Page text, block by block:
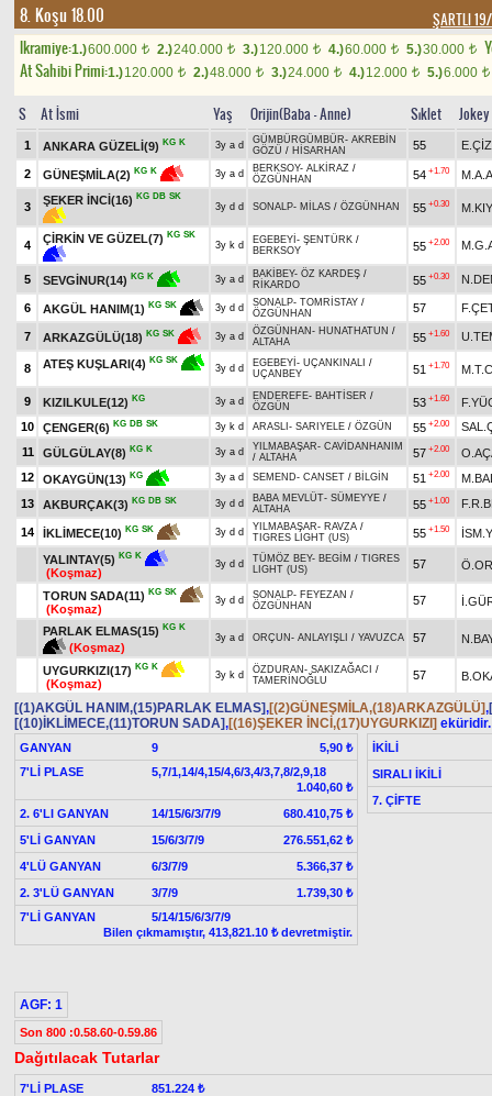
8. Koşu 18.00 ŞARTLI
Ikramiye:1.)600.000 t 2.)240.000 t 3.)120.000 t 4.)60.000 t 5.)30.000 t
At Sahibi Primi:1.)120.000 t 2.)48.000 t 3.)24.000 t 4.)12.000 t 5.)6.000 t
S At İsmi Yaş Orijin(Baba - Anne) Sıklet Jokey
1 ANKARA GÜZELİ(9) KG K 3y a d GÜMBÜRGÜMBÜR- AKREBİN
GÖZÜ / HİSARHAN 55
2 GÜNEŞMİLA(2) KG K 3y a d BERKSOY- ALKİRAZ /
ÖZGÜNHAN
54 +1.70
3
ŞEKER İNCİ(16) KG DB SK
3y d d SONALP- MİLAS / ÖZGÜNHAN 55 +0.30
4
ÇİRKİN VE GÜZEL(7) KG SK
3y k d EGEBEYİ - ŞENTÜRK /
BERKSOY
55 +2.00
5 SEVGİNUR(14) KG K 3y a d BAKİBEY- ÖZ KARDEŞ /
RİKARDO
55 +0.30
6 AKGÜL HANIM(1) KG SK 3y d d SONALP- TOMRİSTAY /
ÖZGÜNHAN
57
7 ARKAZGÜLÜ(18) KG SK 3y a d ÖZGÜNHAN - HUNATHATUN /
ALTAHA
55 +1.60
8 ATEŞ KUŞLARI(4) KG SK
3y d d EGEBEYİ - UÇANKINALI /
UÇANBEY
51 +1.70
9 KIZILKULE(12) KG 3y a d ENDEREFE- BAHTİSER /
ÖZGÜN
53 +1.60
10
ÇENGER(6) KG DB SK 3y k d ARASLI - SARIYELE / ÖZGÜN 55 +2.00
11
GÜLGÜLAY(8) KG K 3y a d YILMABAŞAR- CAVİDANHANIM
/ ALTAHA 57 +2.00
12
OKAYGÜN(13) KG 3y a d SEMEND- CANSET / BİLGİN 51 +2.00
13
AKBURÇAK(3) KG DB SK 3y d d BABA MEVLÜT- SÜMEYYE /
ALTAHA
55 +1.00
14 İKLİMECE(10) KG SK 3y d d YILMABAŞAR- RAVZA /
TIGRES LIGHT (US)
55 +1.50
YALINTAY(5) KG K
(Koşmaz)
3y d d TÜMÖZ BEY- BEGİM / TIGRES
LIGHT (US)
57
TORUN SADA(11) KG SK
(Koşmaz)
3y d d SONALP- FEYEZAN /
ÖZGÜNHAN
57
PARLAK ELMAS(15) KG K
(Koşmaz)
3y a d ORÇUN - ANLAYIŞLI / YAVUZCA 57
UYGURKIZI(17) KG K
(Koşmaz)
3y k d ÖZDURAN - SAKIZAĞACI
/
TAMERİNOĞLU
57
[(1)AKGÜL HANIM,(15)PARLAK ELMAS],[(2)GÜNEŞMİLA,(18)ARKAZGÜLÜ],
[(10)İKLİMECE,(11)TORUN SADA],[(16)ŞEKER İNCİ,(17)UYGURKIZI] eküridir.
GANYAN 9
5,90 ₺
7'Lİ PLASE
5,7/1,14/4,15/4,6/3,4/3,7,8/2,9,18
1.040,60 ₺
2. 6'LI GANYAN
14/15/6/3/7/9
680.410,75 ₺
5'Lİ GANYAN
15/6/3/7/9
276.551,62 ₺
4'LÜ GANYAN
6/3/7/9
5.366,37 ₺
2. 3'LÜ GANYAN
3/7/9
1.739,30 ₺
7'Lİ GANYAN
5/14/15/6/3/7/9
Bilen çıkmamıştır, 413,821.10 ₺ devretmiştir.
İKİLİ
SIRALI İKİLİ
7. ÇİFTE
AGF: 1
Son 800 :0.58.60-0.59.86
Dağıtılacak Tutarlar
7'Lİ PLASE
851.224 ₺